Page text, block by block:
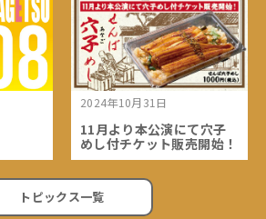
2024年10月31日
11月より本公演にて穴子
めし付チケット販売開始！
トピックス一覧